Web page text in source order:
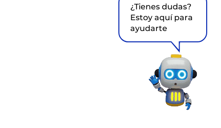
¿Tienes dudas?
Estoy aquí para
ayudarte